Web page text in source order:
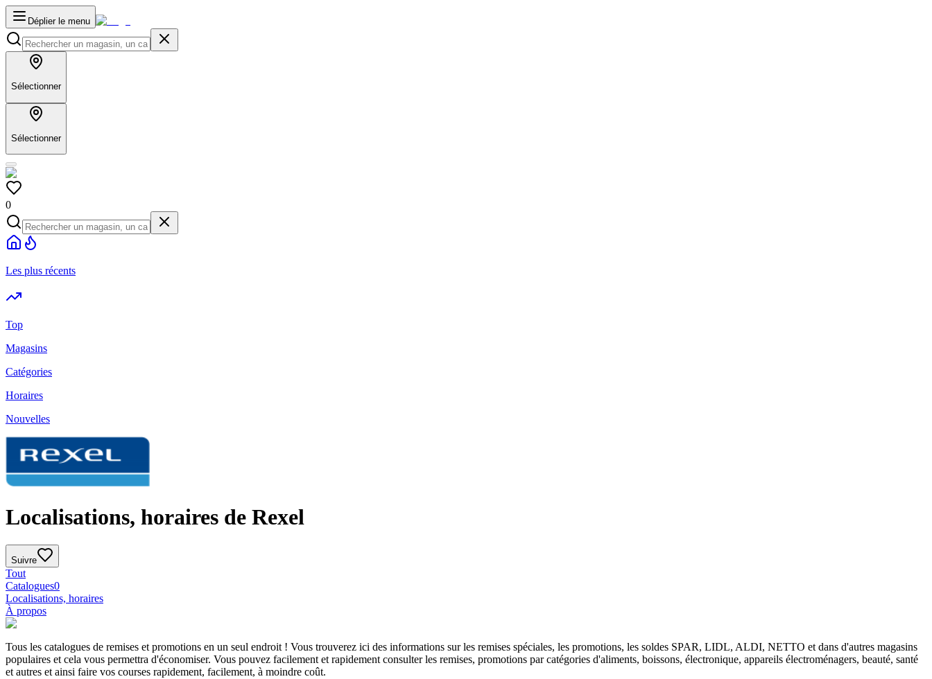
Déplier le menu
Sélectionner
Sélectionner
0
Les plus récents
Top
Magasins
Catégories
Horaires
Nouvelles
Localisations, horaires de Rexel
Suivre
Tout
Catalogues0
Localisations, horaires
À propos
Tous les catalogues de remises et promotions en un seul endroit ! Vous trouverez ici des informations sur les remises spéciales, les promotions, les soldes SPAR, LIDL, ALDI, NETTO et dans d'autres magasins
populaires et cela vous permettra d'économiser. Vous pouvez facilement et rapidement consulter les remises, promotions par catégories d'aliments, boissons, électronique, appareils électroménagers, beauté, santé
et autres et ainsi faire vos courses rapidement, facilement, à moindre coût.